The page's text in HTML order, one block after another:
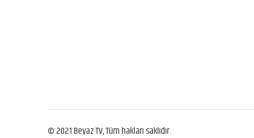
© 2021 Beyaz TV, Tüm hakları saklıdır.